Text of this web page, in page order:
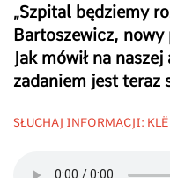
„Szpital będziemy
Bartoszewicz, nowy
Jak mówił na
zadaniem jest teraz
SŁUCHAJ INFORMACJI: